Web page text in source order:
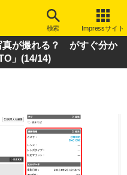
検索 Impressサイト
真が撮れる？ がすぐ分か
」 (14/14)